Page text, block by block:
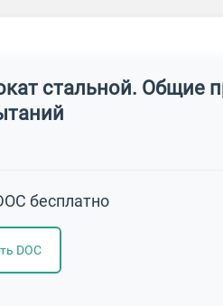
стальной. Общие
бесплатно
DOC